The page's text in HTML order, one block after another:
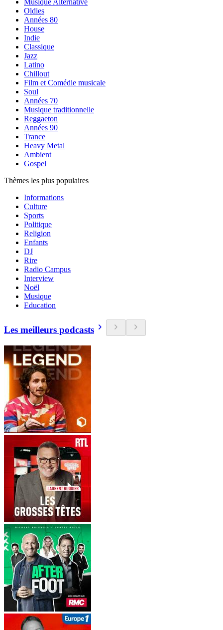
Musique Alternative
Oldies
Années 80
House
Indie
Classique
Jazz
Latino
Chillout
Film et Comédie musicale
Soul
Années 70
Musique traditionnelle
Reggaeton
Années 90
Trance
Heavy Metal
Ambient
Gospel
Thèmes les plus populaires
Informations
Culture
Sports
Politique
Religion
Enfants
DJ
Rire
Radio Campus
Interview
Noël
Musique
Education
Les meilleurs podcasts